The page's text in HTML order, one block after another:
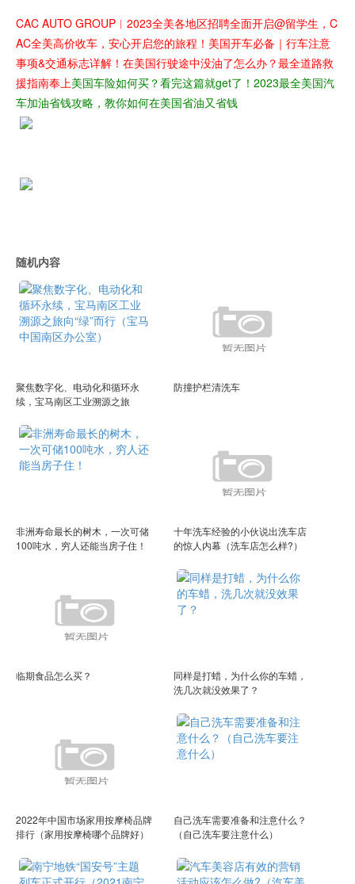
CAC AUTO GROUP︱2023全美各地区招聘全面开启@留学生，C
AC全美高价收车，安心开启您的旅程！ 美国开车必备｜行车注意
事项&交通标志详解！ 在美国行驶途中没油了怎么办？最全道路救
援指南奉上美国车险如何买？看完这篇就get了！ 2023最全美国汽
车加油省钱攻略，教你如何在美国省油又省钱
随机内容
聚焦数字化、电动化和循环永
续，宝马南区工业溯源之旅
室）
防撞护栏清洗车
非洲寿命最长的树木，一次可储
100吨水，穷人还能当房子住！
十年洗车经验的小伙说出洗车店
的惊人内幕（洗车店怎么样?）
临期食品怎么买？
同样是打蜡，为什么你的车蜡，
洗几次就没效果了？
2022年中国市场家用按摩椅品牌
排行（家用按摩椅哪个品牌好）
自己洗车需要准备和注意什么？
（自己洗车要注意什么）